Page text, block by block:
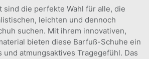
sind die perfekte Wahl für alle, die
leichten und dennoch
suchen. Mit ihrem innovativen,
bieten diese Barfuß-Schuhe ein
atmungsaktives Tragegefühl. Das